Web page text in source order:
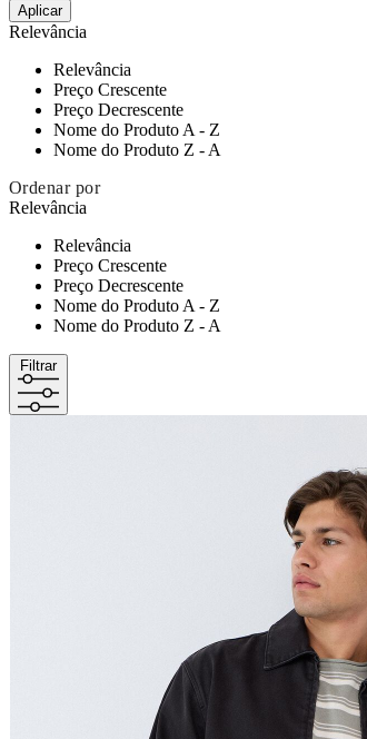
Aplicar
Relevância
Relevância
Preço Crescente
Preço Decrescente
Nome do Produto A - Z
Nome do Produto Z - A
Ordenar por
Relevância
Relevância
Preço Crescente
Preço Decrescente
Nome do Produto A - Z
Nome do Produto Z - A
Filtrar